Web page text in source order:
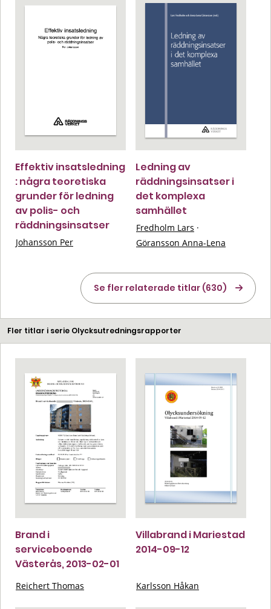
Effektiv insatsledning
: några teoretiska
grunder för ledning
av polis- och
räddningsinsatser
Johansson Per
Ledning av
räddningsinsatser i
det komplexa
samhället
Fredholm Lars ·
Göransson Anna-Lena
Se fler relaterade titlar (630)
Fler titlar i serie Olycksutredningsrapporter
Brand i
serviceboende
Västerås, 2013-02-01
Reichert Thomas
Villabrand i Mariestad
2014-09-12
Karlsson Håkan